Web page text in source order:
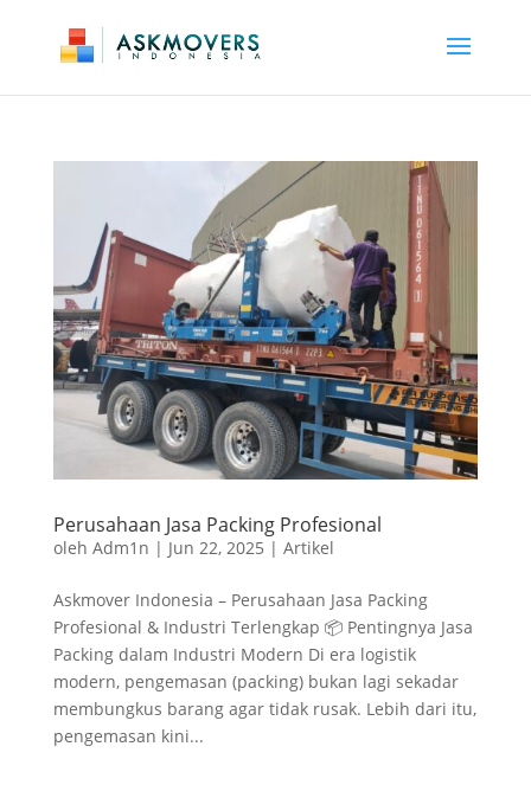
Perusahaan Jasa Packing Profesional
oleh Adm1n | Jun 22, 2025 | Artikel
Askmover Indonesia – Perusahaan Jasa Packing
Profesional & Industri Terlengkap 📦 Pentingnya Jasa
Packing dalam Industri Modern Di era logistik
modern, pengemasan (packing) bukan lagi sekadar
membungkus barang agar tidak rusak. Lebih dari itu,
pengemasan kini...